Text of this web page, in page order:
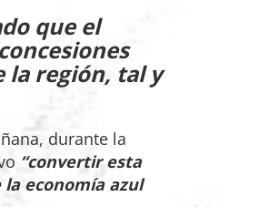
que el
la región, tal y
durante la
“convertir esta
economía azul